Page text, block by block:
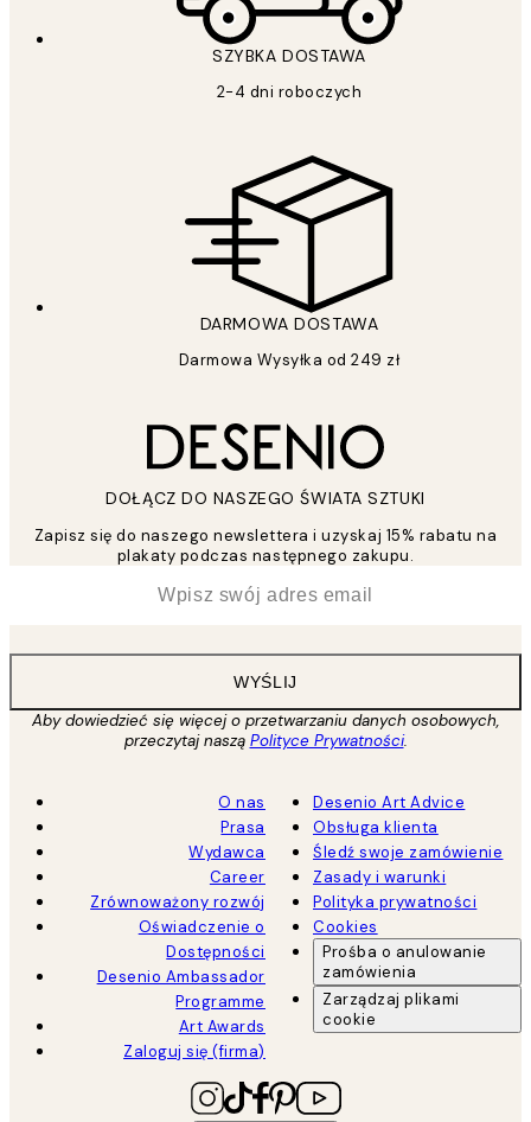
SZYBKA DOSTAWA
2-4 dni roboczych
DARMOWA DOSTAWA
Darmowa Wysyłka od 249 zł
DOŁĄCZ DO NASZEGO ŚWIATA SZTUKI
Zapisz się do naszego newslettera i uzyskaj 15% rabatu na
plakaty podczas następnego zakupu.
WYŚLIJ
Aby dowiedzieć się więcej o przetwarzaniu danych osobowych,
przeczytaj naszą Polityce Prywatności.
O nas
Prasa
Wydawca
Career
Zrównoważony rozwój
Oświadczenie o
Dostępności
Desenio Ambassador
Programme
Art Awards
Zaloguj się (firma)
Desenio Art Advice
Obsługa klienta
Śledź swoje zamówienie
Zasady i warunki
Polityka prywatności
Cookies
Prośba o anulowanie
zamówienia
Zarządzaj plikami
cookie